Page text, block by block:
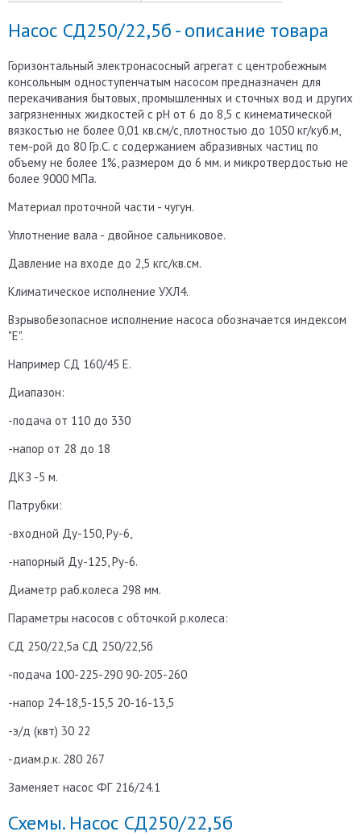
Насос СД250/22,5б - описание товара
Горизонтальный электронасосный агрегат с центробежным
консольным одноступенчатым насосом предназначен для
перекачивания бытовых, промышленных и сточных вод и других
загрязненных жидкостей с рН от 6 до 8,5 с кинематической
вязкостью не более 0,01 кв.см/с, плотностью до 1050 кг/куб.м,
тем-рой до 80 Гр.С. с содержанием абразивных частиц по
объему не более 1%, размером до 6 мм. и микротвердостью не
более 9000 МПа.
Материал проточной части - чугун.
Уплотнение вала - двойное сальниковое.
Давление на входе до 2,5 кгс/кв.см.
Климатическое исполнение УХЛ4.
Взрывобезопасное исполнение насоса обозначается индексом
"Е".
Например СД 160/45 Е.
Диапазон:
-подача от 110 до 330
-напор от 28 до 18
ДКЗ -5 м.
Патрубки:
-входной Ду-150, Ру-6,
-напорный Ду-125, Ру-6.
Диаметр раб.колеса 298 мм.
Параметры насосов с обточкой р.колеса:
СД 250/22,5а СД 250/22,5б
-подача 100-225-290 90-205-260
-напор 24-18,5-15,5 20-16-13,5
-э/д (квт) 30 22
-диам.р.к. 280 267
Заменяет насос ФГ 216/24.1
Схемы. Насос СД250/22,5б